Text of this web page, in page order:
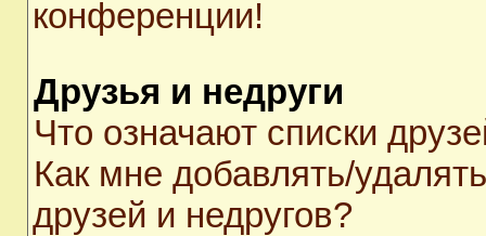
конференции!
Друзья и недруги
Что означают списки
Как мне добавлять/
друзей и недругов?